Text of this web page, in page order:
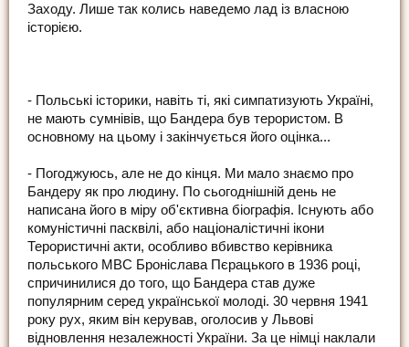
Заходу. Лише так колись наведемо лад із власною
історією.
- Польські історики, навіть ті, які симпатизують Україні,
не мають сумнівів, що Бандера був терористом. В
основному на цьому і закінчується його оцінка...
- Погоджуюсь, але не до кінця. Ми мало знаємо про
Бандеру як про людину. По сьогоднішній день не
написана його в міру об'єктивна біографія. Існують або
комуністичні пасквілі, або націоналістичні ікони
Терористичні акти, особливо вбивство керівника
польського МВС Броніслава Пєрацького в 1936 році,
спричинилися до того, що Бандера став дуже
популярним серед української молоді. 30 червня 1941
року рух, яким він керував, оголосив у Львові
відновлення незалежності України. За це німці наклали